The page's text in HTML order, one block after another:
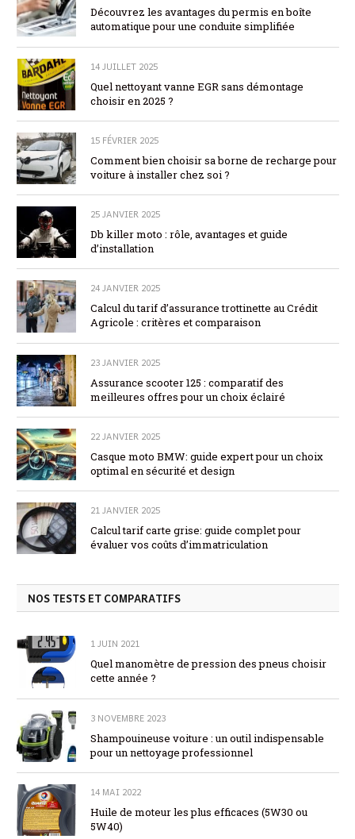
Découvrez les avantages du permis en boîte
automatique pour une conduite simplifiée
14 JUILLET 2025
Quel nettoyant vanne EGR sans démontage
choisir en 2025 ?
15 FÉVRIER 2025
Comment bien choisir sa borne de recharge pour
voiture à installer chez soi ?
25 JANVIER 2025
Db killer moto : rôle, avantages et guide
d’installation
24 JANVIER 2025
Calcul du tarif d’assurance trottinette au Crédit
Agricole : critères et comparaison
23 JANVIER 2025
Assurance scooter 125 : comparatif des
meilleures offres pour un choix éclairé
22 JANVIER 2025
Casque moto BMW: guide expert pour un choix
optimal en sécurité et design
21 JANVIER 2025
Calcul tarif carte grise: guide complet pour
évaluer vos coûts d’immatriculation
NOS TESTS ET COMPARATIFS
1 JUIN 2021
Quel manomètre de pression des pneus choisir
cette année ?
3 NOVEMBRE 2023
Shampouineuse voiture : un outil indispensable
pour un nettoyage professionnel
14 MAI 2022
Huile de moteur les plus efficaces (5W30 ou
5W40)